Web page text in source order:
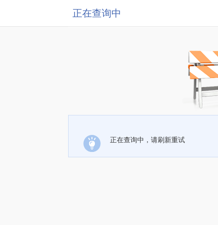
正在查询中
正在查询中，请刷新重试